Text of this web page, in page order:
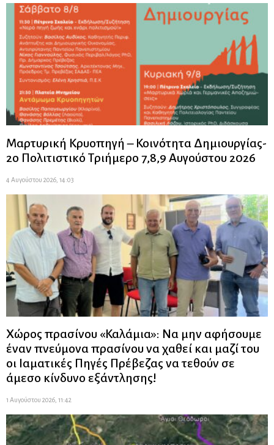
Μαρτυρική Κρυοπηγή – Κοινότητα Δημιουργίας-
2ο Πολιτιστικό Τριήμερο 7,8,9 Αυγούστου 2026
4 Αυγούστου 2026, 14:03
Χώρος πρασίνου «Καλάμια»: Να μην αφήσουμε
έναν πνεύμονα πρασίνου να χαθεί και μαζί του
οι Ιαματικές Πηγές Πρέβεζας να τεθούν σε
άμεσο κίνδυνο εξάντλησης!
1 Αυγούστου 2026, 11:42